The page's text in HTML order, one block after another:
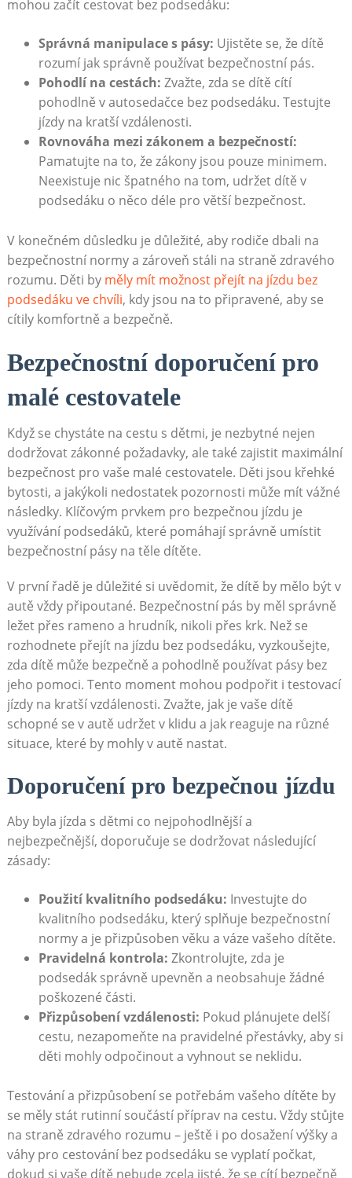
mohou začít cestovat bez podsedáku:
Správná manipulace s pásy: Ujistěte se, že dítě
rozumí jak správně používat bezpečnostní pás.
Pohodlí na cestách: Zvažte, zda se dítě cítí
pohodlně v autosedačce bez podsedáku. Testujte
jízdy na kratší vzdálenosti.
Rovnováha mezi zákonem a bezpečností:
Pamatujte na to, že zákony jsou pouze minimem.
Neexistuje nic špatného na tom, udržet dítě v
podsedáku o něco déle pro větší bezpečnost.
V konečném důsledku je důležité, aby rodiče dbali na
bezpečnostní normy a zároveň stáli na straně zdravého
rozumu. Děti by měly mít možnost přejít na jízdu bez
podsedáku ve chvíli, kdy jsou na to připravené, aby se
cítily komfortně a bezpečně.
Bezpečnostní doporučení pro
malé cestovatele
Když se chystáte na cestu s dětmi, je nezbytné nejen
dodržovat zákonné požadavky, ale také zajistit maximální
bezpečnost pro vaše malé cestovatele. Děti jsou křehké
bytosti, a jakýkoli nedostatek pozornosti může mít vážné
následky. Klíčovým prvkem pro bezpečnou jízdu je
využívání podsedáků, které pomáhají správně umístit
bezpečnostní pásy na těle dítěte.
V první řadě je důležité si uvědomit, že dítě by mělo být v
autě vždy připoutané. Bezpečnostní pás by měl správně
ležet přes rameno a hrudník, nikoli přes krk. Než se
rozhodnete přejít na jízdu bez podsedáku, vyzkoušejte,
zda dítě může bezpečně a pohodlně používat pásy bez
jeho pomoci. Tento moment mohou podpořit i testovací
jízdy na kratší vzdálenosti. Zvažte, jak je vaše dítě
schopné se v autě udržet v klidu a jak reaguje na různé
situace, které by mohly v autě nastat.
Doporučení pro bezpečnou jízdu
Aby byla jízda s dětmi co nejpohodlnější a
nejbezpečnější, doporučuje se dodržovat následující
zásady:
Použití kvalitního podsedáku: Investujte do
kvalitního podsedáku, který splňuje bezpečnostní
normy a je přizpůsoben věku a váze vašeho dítěte.
Pravidelná kontrola: Zkontrolujte, zda je
podsedák správně upevněn a neobsahuje žádné
poškozené části.
Přizpůsobení vzdálenosti: Pokud plánujete delší
cestu, nezapomeňte na pravidelné přestávky, aby si
děti mohly odpočinout a vyhnout se neklidu.
Testování a přizpůsobení se potřebám vašeho dítěte by
se měly stát rutinní součástí příprav na cestu. Vždy stůjte
na straně zdravého rozumu – ještě i po dosažení výšky a
váhy pro cestování bez podsedáku se vyplatí počkat,
dokud si vaše dítě nebude zcela jisté, že se cítí bezpečně